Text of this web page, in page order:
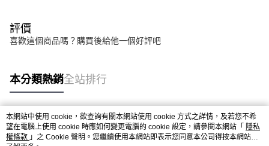
評價
喜歡這個商品嗎？購買後給他一個好評吧
本分類熱銷全站排行
熱門標籤
本網站中使用 cookie，欲查詢有關本網站使用 cookie 方式之詳情，及若您不希
望在電腦上使用 cookie 時應如何變更電腦的 cookie 設定，請參閱本網站「 隱私
權條款 」之 Cookie 聲明。您繼續使用本網站即表示您同意本公司得按本網站使